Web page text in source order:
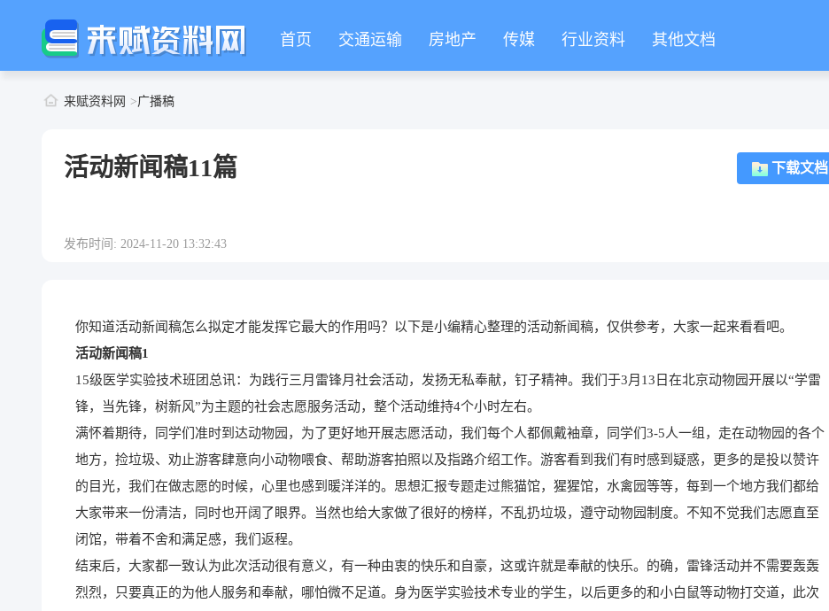
首页 交通运输 房地产 传媒 行业资料 其他文档
来赋资料网 广播稿
活动新闻稿11篇
发布时间: 2024-11-20 13:32:43
下载文档
你知道活动新闻稿怎么拟定才能发挥它最大的作用吗？以下是小编精心整理的活动新闻稿，仅供参考，大家一起来看看吧。
活动新闻稿1
15级医学实验技术班团总讯：为践行三月雷锋月社会活动，发扬无私奉献，钉子精神。我们于3月13日在北京动物园开展以“学雷
锋，当先锋，树新风”为主题的社会志愿服务活动，整个活动维持4个小时左右。
满怀着期待，同学们准时到达动物园，为了更好地开展志愿活动，我们每个人都佩戴袖章，同学们3-5人一组，走在动物园的各个
地方，捡垃圾、劝止游客肆意向小动物喂食、帮助游客拍照以及指路介绍工作。游客看到我们有时感到疑惑，更多的是投以赞许
的目光，我们在做志愿的时候，心里也感到暖洋洋的。思想汇报专题走过熊猫馆，猩猩馆，水禽园等等，每到一个地方我们都给
大家带来一份清洁，同时也开阔了眼界。当然也给大家做了很好的榜样，不乱扔垃圾，遵守动物园制度。不知不觉我们志愿直至
闭馆，带着不舍和满足感，我们返程。
结束后，大家都一致认为此次活动很有意义，有一种由衷的快乐和自豪，这或许就是奉献的快乐。的确，雷锋活动并不需要轰轰
烈烈，只要真正的为他人服务和奉献，哪怕微不足道。身为医学实验技术专业的学生，以后更多的和小白鼠等动物打交道，此次